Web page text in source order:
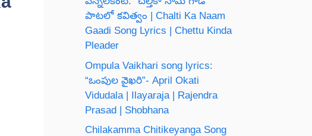
పాటలో కవిత్వం | Chalti Ka Naam
Gaadi Song Lyrics | Chettu Kinda
Pleader
Ompula Vaikhari song lyrics:
“ఒంపుల వైఖరి”- April Okati
Vidudala | Ilayaraja | Rajendra
Prasad | Shobhana
Chilakamma Chitikeyanga Song